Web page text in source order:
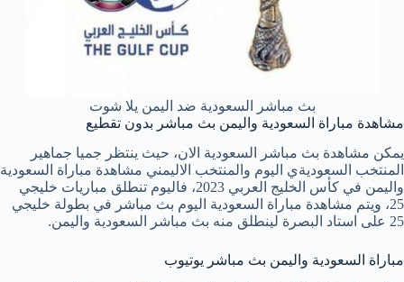
بث مباشر السعودية ضد اليمن يلا شوت
مشاهدة مباراة السعودية واليمن بث مباشر بدون تقطيع
يمكن مشاهدة بث مباشر السعودية الان، حيث ينتظر جميا جماهير
المنتخب السعوديةي اليوم والمنتخب الاليمني مشاهدة مباراة السعودية
واليمن في كأس الخليج العربي 2023، فاليوم تنطلق مباريات خليجي
25، ويتم مشاهدة مباراة السعودية اليوم بث مباشر في بطولة خليجي
25 على استاد البصرة لينطلق منه بث مباشر السعودية واليمن.
مباراة السعودية واليمن بث مباشر يوتيوب